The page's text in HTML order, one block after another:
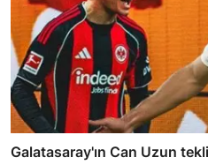
Galatasaray'ın Can Uzun